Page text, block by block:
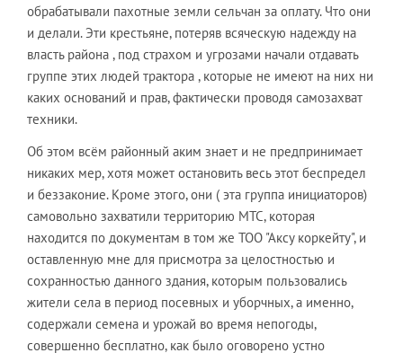
обрабатывали пахотные земли сельчан за оплату. Что они
и делали. Эти крестьяне, потеряв всяческую надежду на
власть района , под страхом и угрозами начали отдавать
группе этих людей трактора , которые не имеют на них ни
каких оснований и прав, фактически проводя самозахват
техники.
Об этом всём районный аким знает и не предпринимает
никаких мер, хотя может остановить весь этот беспредел
и беззаконие. Кроме этого, они ( эта группа инициаторов)
самовольно захватили территорию МТС, которая
находится по документам в том же ТОО "Аксу коркейту", и
оставленную мне для присмотра за целостностью и
сохранностью данного здания, которым пользовались
жители села в период посевных и уборчных, а именно,
содержали семена и урожай во время непогоды,
совершенно бесплатно, как было оговорено устно